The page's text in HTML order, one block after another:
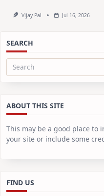
Vijay Pal Jul 16, 2026
SEARCH
Search
ABOUT THIS SITE
This may be a good place to
your site or include some
FIND US